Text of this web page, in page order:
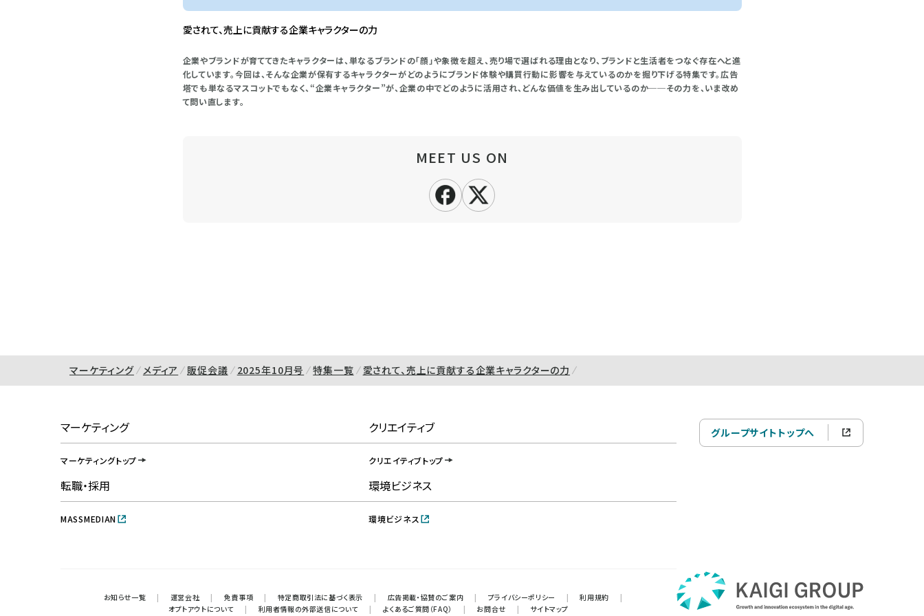
愛されて、売上に貢献する企業キャラクターの力
企業やブランドが育ててきたキャラクターは、単なるブランドの「顔」や象徴を超え、売り場で選ばれる理由となり、ブランドと生活者をつなぐ存在へと進
化しています。今回は、そんな企業が保有するキャラクターがどのようにブランド体験や購買行動に影響を与えているのかを掘り下げる特集です。広告
塔でも単なるマスコットでもなく、“企業キャラクター”が、企業の中でどのように活用され、どんな価値を生み出しているのか──その力を、いま改め
て問い直します。
MEET US ON
マーケティング メディア 販促会議 2025年10月号 特集一覧 愛されて、売上に貢献する企業キャラクターの力
マーケティング
マーケティングトップ
クリエイティブ
クリエイティブトップ
転職・採用
MASSMEDIAN
環境ビジネス
環境ビジネス
お知らせ一覧 | 運営会社 | 免責事項 | 特定商取引法に基づく表示 | 広告掲載・協賛のご案内 | プライバシーポリシー | 利用規約
|
オプトアウトについて
| 利用者情報の外部送信について | よくあるご質問（FAQ） | お問合せ | サイトマップ
グループサイトトップへ